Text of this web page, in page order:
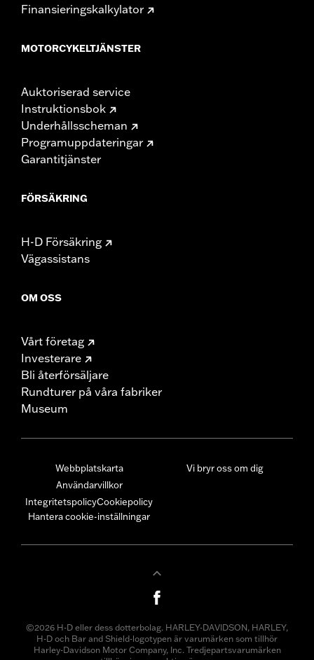
Finansieringskalkylator
MOTORCYKELTJÄNSTER
Auktoriserad service
Instruktionsbok
Underhållsscheman
Programuppdateringar
Garantitjänster
FÖRSÄKRING
H-D Försäkring
Vägassistans
OM OSS
Vårt företag
Investerare
Bli återförsäljare
Rundturer på våra fabriker
Museum
Webbplatskarta
Användarvillkor
IntegritetspolicyCookiepolicy
Hantera cookie-inställningar
Vi bryr oss om dig
©2026 H-D eller dess dotterbolag. HARLEY-DAVIDSON, HARLEY,
H-D och Bar and Shield-logotypen är varumärken som tillhör
Harley-Davidson Motor Company, Inc. Tredjepartsvarumärken